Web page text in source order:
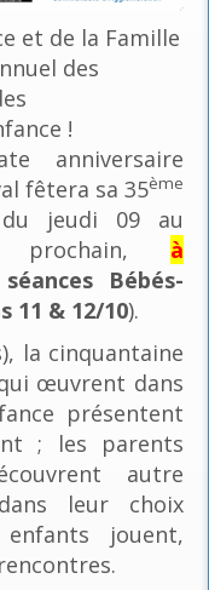
et de la Famille
des
!
anniversaire
fêtera sa 35ème
jeudi 09 au
prochain, à
Bébés-
11 & 12/10).
la cinquantaine
œuvrent dans
présentent
; les parents
autre
leur choix
jouent,